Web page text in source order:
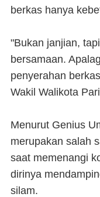
berkas hanya
"Bukan janjian,
bersamaan.
penyerahan
Wakil Walikota
Menurut Genius
merupakan salah
saat memenangi
dirinya
silam.